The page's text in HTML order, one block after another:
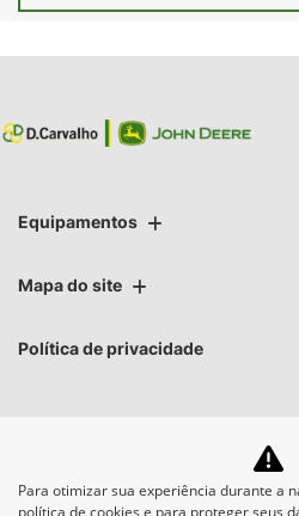
Equipamentos
Mapa do site
Política de privacidade
No trânsito, enxergar o
Para otimizar sua experiência durante a
política de cookies e para proteger seus